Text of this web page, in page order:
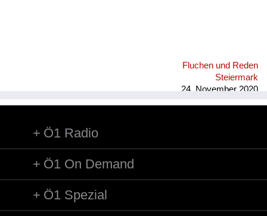
Fluchen und Reden
Steiermark
24. November 2020
Ö1 Radio
Ö1 On Demand
Ö1 Spezial